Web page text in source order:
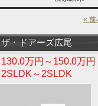
« 前
ザ・ドアーズ広尾
130.0万円～150.0万円
2SLDK～2SLDK